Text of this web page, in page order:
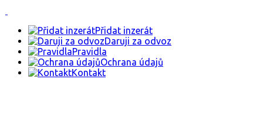
Přidat inzerát
Daruji za odvoz
Pravidla
Ochrana údajů
Kontakt